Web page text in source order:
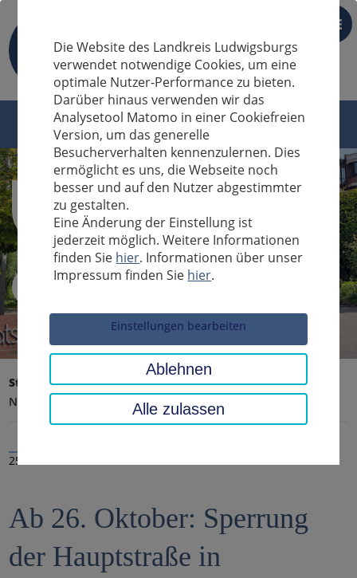
DE
Sucheingabe
Startseite Landratsamt, Landkreis
Aktuelles
Nachrichten
25.10.2020
Ab 26. Oktober: Sperrung
der Hauptstraße in
Die Website des Landkreis Ludwigsburgs
verwendet notwendige Cookies, um eine
optimale Nutzer-Performance zu bieten.
Darüber hinaus verwenden wir das
Analysetool Matomo in einer Cookiefreien
Version, um das generelle
Besucherverhalten kennenzulernen. Dies
ermöglicht es uns, die Webseite noch
besser und auf den Nutzer abgestimmter
zu gestalten.
Eine Änderung der Einstellung ist
jederzeit möglich. Weitere Informationen
finden Sie hier. Informationen über unser
Impressum finden Sie hier.
Einstellungen bearbeiten
Ablehnen
Alle zulassen